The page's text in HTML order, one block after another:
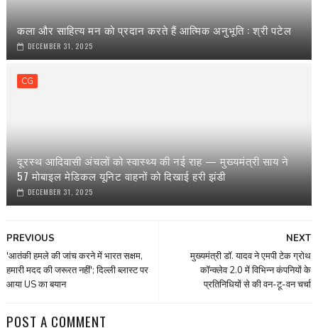
कला और साहित्य मन को प्रदान करते हैं आत्मिक अनुभूति : श्री पटेल
DECEMBER 31, 2025
CG
दूरस्थ आदिवासी अंचलों को स्वास्थ्य की नई राह — मुख्यमंत्री साय ने
57 मोबाइल मेडिकल यूनिट वाहनों को दिखाई हरी झंडी
DECEMBER 31, 2025
NEXT
मुख्यमंत्री डॉ. यादव ने एमपी टेक ग्रोथ
कॉन्क्लेव 2.0 में विभिन्न कंपनियों के
प्रतिनिधियों से की वन-टू-वन चर्चा
PREVIOUS
'आतंकी हमले की जांच करने में भारत सक्षम,
हमारी मदद की जरूरत नहीं'; दिल्ली ब्लास्ट पर
आया US का बयान
POST A COMMENT